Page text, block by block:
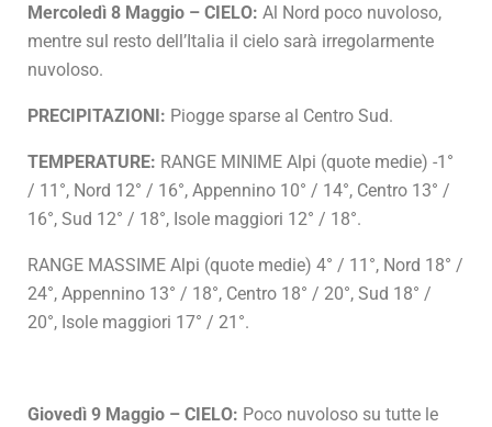
Mercoledì 8 Maggio – CIELO: Al Nord poco nuvoloso,
mentre sul resto dell’Italia il cielo sarà irregolarmente
nuvoloso.
PRECIPITAZIONI: Piogge sparse al Centro Sud.
TEMPERATURE: RANGE MINIME Alpi (quote medie) -1°
/ 11°, Nord 12° / 16°, Appennino 10° / 14°, Centro 13° /
16°, Sud 12° / 18°, Isole maggiori 12° / 18°.
RANGE MASSIME Alpi (quote medie) 4° / 11°, Nord 18° /
24°, Appennino 13° / 18°, Centro 18° / 20°, Sud 18° /
20°, Isole maggiori 17° / 21°.
Giovedì 9 Maggio – CIELO: Poco nuvoloso su tutte le